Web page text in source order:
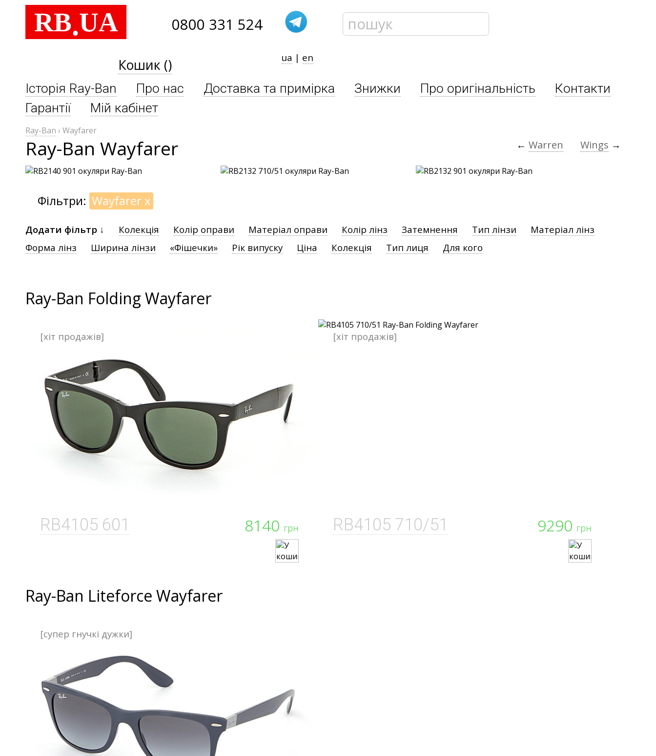
RB.UA 0800 331 524
Кошик () ua | en
Історія Ray-Ban Про нас Доставка та примірка Знижки Про оригінальність
Контакти
Гарантії
Мій кабінет
Ray-Ban › Wayfarer
Ray-Ban Wayfarer ← Warren Wings →
Фільтри: Wayfarerx
Додати фільтр ↓ Колекція Колір оправи Матеріал оправи Колір лінз Затемнення Тип лінзи
Матеріал лінз
Форма лінз
Ширина лінзи «Фішечки» Рік випуску Ціна Колекція Тип лиця Для кого
Ray-Ban Folding Wayfarer
8140 грн
RB4105 601
[хіт продажів]
9290 грн
RB4105 710/51
[хіт продажів]
Ray-Ban Liteforce Wayfarer
[супер гнучкі дужки]